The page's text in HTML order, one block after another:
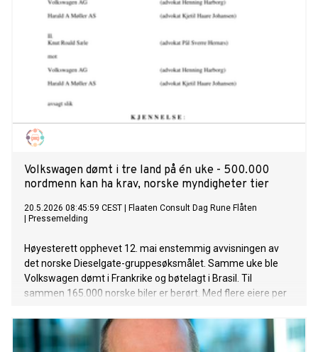
Volkswagen dømt i tre land på én uke - 500.000
nordmenn kan ha krav, norske myndigheter tier
20.5.2026 08:45:59 CEST
Flaaten Consult Dag Rune Flåten
Pressemelding
Høyesterett opphevet 12. mai enstemmig avvisningen av
det norske Dieselgate-gruppesøksmålet. Samme uke ble
Volkswagen dømt i Frankrike og bøtelagt i Brasil. Til
sammen 165.000 norske biler er berørt. Med flere eiere per
erstatning. Forbrukertilsynet hevder ingen offentlige
organer har ansvar. NAF har ikke svart.